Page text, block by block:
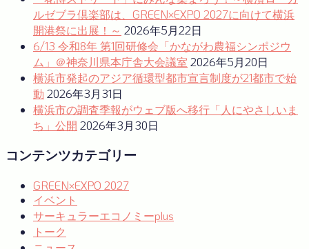
ルゼブラ倶楽部は、GREEN×EXPO 2027に向けて横浜
開港祭に出展！～ 2026年5月22日
6/13 令和8年 第1回研修会「かながわ農福シンポジウ
ム」＠神奈川県本庁舎大会議室 2026年5月20日
横浜市発起のアジア循環型都市宣言制度が21都市で始
動 2026年3月31日
横浜市の調査季報がウェブ版へ移行「人にやさしいま
ち」公開 2026年3月30日
コンテンツカテゴリー
GREEN×EXPO 2027
イベント
サーキュラーエコノミーplus
トーク